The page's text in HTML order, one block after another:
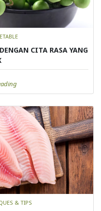
CITA RASA YANG
& TIPS